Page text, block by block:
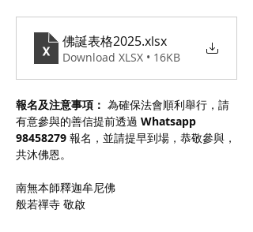
佛誕表格2025.xlsx
Download XLSX • 16KB
報名及注意事項： 為確保法會順利舉行，請
有意參與的善信提前透過 Whatsapp
98458279 報名，並請提早到場，恭敬參與，
共沐佛恩。
南無本師釋迦牟尼佛
般若禪寺 敬啟